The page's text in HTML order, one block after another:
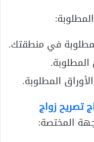
في منطقتك.
المطلوبة.
تصريح زواج
المختصة: